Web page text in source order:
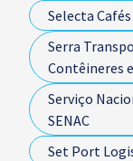
Selecta
Serra
Contêineres
Serviço
SENAC
Set Port